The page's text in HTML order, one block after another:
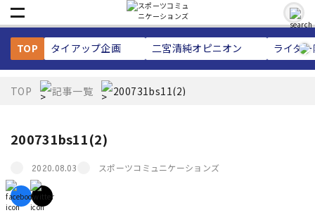
TOP タイアップ企画 二宮清純オピニオン ライタ
TOP 記事一覧 200731bs11(2)
200731bs11(2)
2020.08.03 スポーツコミュニケーションズ